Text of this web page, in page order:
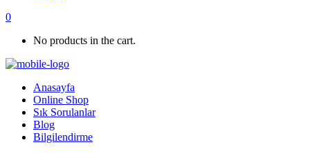
0
No products in the cart.
Anasayfa
Online Shop
Sık Sorulanlar
Blog
Bilgilendirme